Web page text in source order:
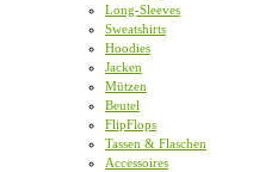
Long-Sleeves
Sweatshirts
Hoodies
Jacken
Mützen
Beutel
FlipFlops
Tassen & Flaschen
Accessoires